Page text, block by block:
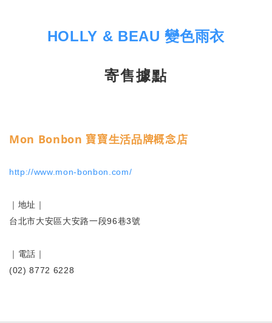
HOLLY & BEAU 變色雨衣
寄售據點
Mon Bonbon 寶寶生活品牌概念店
http://www.mon-bonbon.com/
｜ 地址｜
台北市大安區大安路一段96巷3號
｜ 電話｜
(02) 8772 6228